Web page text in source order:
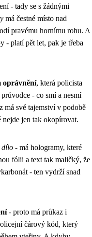
- tady se s žádnými
má čestné místo nad
pravému hornímu rohu. A
- platí pět let, pak je třeba
oprávnění, která policista
- co smí a nesmí
má své tajemství v podobě
jen tak okopírovat.
dílo - má hologramy, které
fólii a text tak maličký, že
- ten vydrží snad
- proto má průkaz i
čárový kód, který